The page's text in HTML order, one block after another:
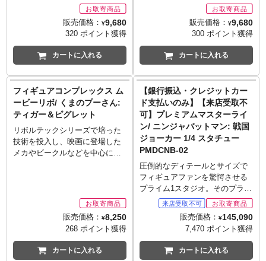
感を再現！刀2本、手裏剣、銃な
ど武器パーツが装着可能で、空
中でのアクションシーン用の台
座も付属します。
※お取り寄せ商品はご注文後出
荷までに1週間前後必要となりま
※メーカー在庫品切れの場合、
商品をご用意出来ない場合もご
ざいます。
※メーカー在庫品切れの場合、
商品をご用意出来ない場合もご
（MAFEX）」。全高約15センチ
レベルのボディに新規設計のジ
ョイントパーツを設置し、ディ
スプレイしやすく大胆なポージ
ングも可能！映画『アベンジャ
ーズ インフィニティ・ウォー』
るロキが登場です。『マイテ
ィ・ソー バトルロイヤル』にて
崩壊したアスガルドから逃げ延
びてきた、避難船内でのロキの
姿を再現。頭部は差し替えに
て、クールなノーマル頭部に加
え、口元が緩んだ表情の頭部の2
各種手首パーツ、そして可動式
フィギュアスタンドが付属しま
※お取り寄せ商品はご注文後出
荷までに1週間前後必要となりま
販売価格： ¥9,680
320 ポイント獲得
カートに入れる
（MAFEX）」。全高約15センチ
レベルのボディに新規設計のジ
ョイントパーツを設置し、ディ
スプレイしやすく大胆なポージ
ングも可能！アニメイテッドシ
リーズの『ザ・ニュー・バット
ジョーカーが登場です。キリっ
とした表情と、少しおどけたよ
うな表情の頭部2種が付属し、差
し替えが可能！軟質成型ジャケ
ットにより柔軟なポージングに
対応します。ナイフ、ウォレッ
ト、ハンドパーツ、可動式フィ
ギュアスタンドを併用して、
様々なアクションが再現可能で
す。
※お取り寄せ商品はご注文後出
荷までに1週間前後必要となりま
※メーカー在庫品切れの場合、
商品をご用意出来ない場合もご
ざいます。
販売価格： ¥9,680
300 ポイント獲得
カートに入れる
フィギュアコンプレックス ム
ービーリボ/ くまのプーさん:
ティガー＆ピグレット
リボルテックシリーズで培った
技術を投入し、映画に登場した
メカやビークルなどを中心にフ
ニー映画『くまのプーさん』か
ら、プーさんに続きティガーが
登場です！ボディに10個のリボ
ルバージョイントを使用し、カ
ートゥーン独特のデフォルメさ
れたプロポーショそのまま動か
販売価格： ¥8,250
268 ポイント獲得
カートに入れる
【銀行振込・クレジットカー
ド支払いのみ】【来店受取不
可】プレミアムマスターライ
ン/ ニンジャバットマン: 戦国
ジョーカー 1/4 スタチュー
PMDCNB-02
圧倒的なディテールとサイズで
フィギュアファンを驚愕させる
プライム1スタジオ。そのプライ
ム1スタジオが放つ「プレミアム
マスターライン」シリーズに、
日本制作の完全新作アニメーシ
ョン『ニンジャバットマン』第2
弾として戦国ジョーカーがライ
ンナップです。キャラクターデ
販売価格： ¥145,090
7,470 ポイント獲得
カートに入れる